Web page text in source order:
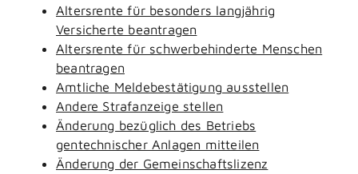
Altersrente für besonders langjährig
Versicherte beantragen
Altersrente für schwerbehinderte Menschen
beantragen
Amtliche Meldebestätigung ausstellen
Andere Strafanzeige stellen
Änderung bezüglich des Betriebs
gentechnischer Anlagen mitteilen
Änderung der Gemeinschaftslizenz